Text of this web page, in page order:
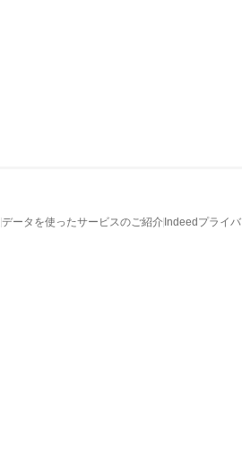
データを使ったサービスのご紹介 Indeedプライ